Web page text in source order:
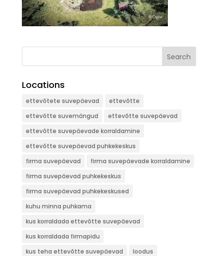
Search
Locations
ettevõtete suvepäevad
ettevõtte
ettevõtte suvemängud
ettevõtte suvepäevad
ettevõtte suvepäevade korraldamine
ettevõtte suvepäevad puhkekeskus
firma suvepäevad
firma suvepäevade korraldamine
firma suvepäevad puhkekeskus
firma suvepäevad puhkekeskused
kuhu minna puhkama
kus korraldada ettevõtte suvepäevad
kus korraldada firmapidu
kus teha ettevõtte suvepäevad
loodus